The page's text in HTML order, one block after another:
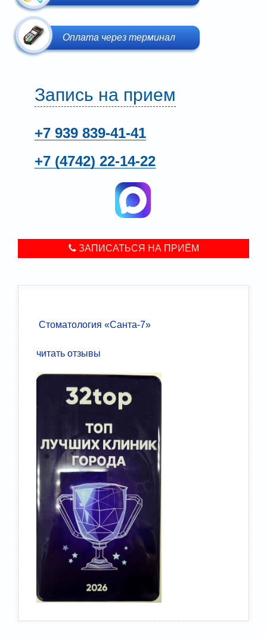
Оплата через терминал
Запись на прием
+7 939 839-41-41
+7 (4742) 22-14-22
ЗАПИСАТЬСЯ НА ПРИЁМ
Стоматология «Санта-7»
читать отзывы